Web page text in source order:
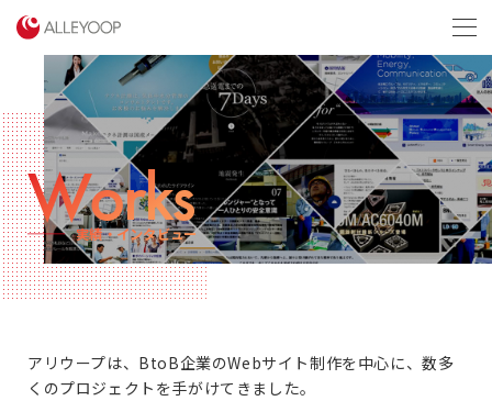
Works
実績・インタビュー
アリウープは、BtoB企業のWebサイト制作を中心に、数多
くのプロジェクトを手がけてきました。